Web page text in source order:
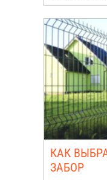
КАК
ЗАБОР